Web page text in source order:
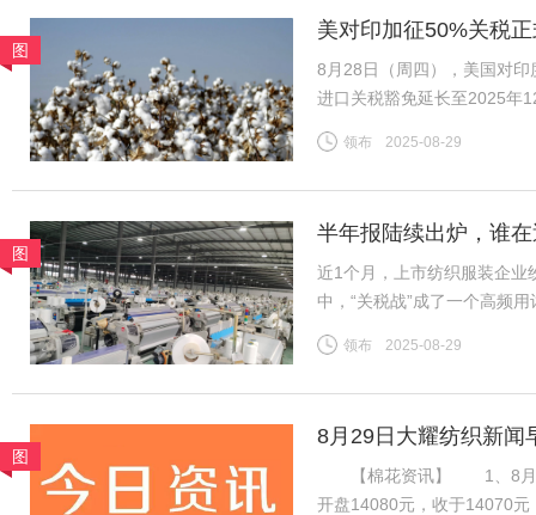
图
美对印加征50%关税
底
8月28日（周四），美国对
进口关税豁免延长至2025
今年最后三个月。 这一
领布 2025-08-29
图
半年报陆续出炉，谁
近1个月，上市纺织服装企业
中，“关税战”成了一个高频
关税战到底影响几何？谁在
领布 2025-08-29
图
8月29日大耀纺织新闻
【棉花资讯】 1、8月28
开盘14080元，收于14070